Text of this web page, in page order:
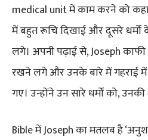
medical unit में काम करने को
में बहुत रूचि दिखाई और दूसरे धर्मो
लगे। अपनी पढ़ाई से, Joseph काफी
रखने लगे और उनके बारे में गहराई
गए। उन्होंने उन सारे धर्मों को,
Bible में Joseph का मतलब है